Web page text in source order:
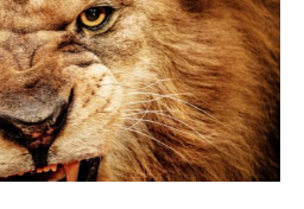
stanzia oltre 38mila euro per il
Santhià. La soddisfazione della
ha avviato la richiesta di calamità
la siccità estrema e gli incendi
l’ingresso a Vercelli